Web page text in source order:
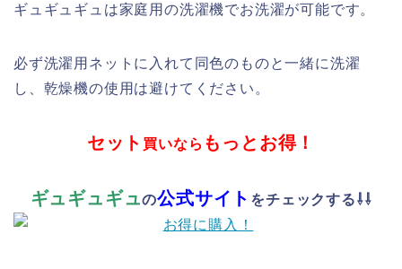
ギュギュギュは家庭用の洗濯機でお洗濯が可能です。
必ず洗濯用ネットに入れて同色のものと一緒に洗濯
し、乾燥機の使用は避けてください。
セット 買いなら もっとお得！
ギュギュギュの公式サイト をチェックする⇩⇩